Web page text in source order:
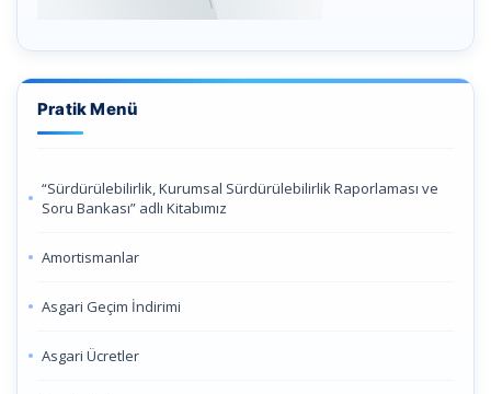
Pratik Menü
“Sürdürülebilirlik, Kurumsal Sürdürülebilirlik Raporlaması ve
Soru Bankası” adlı Kitabımız
Amortismanlar
Asgari Geçim İndirimi
Asgari Ücretler